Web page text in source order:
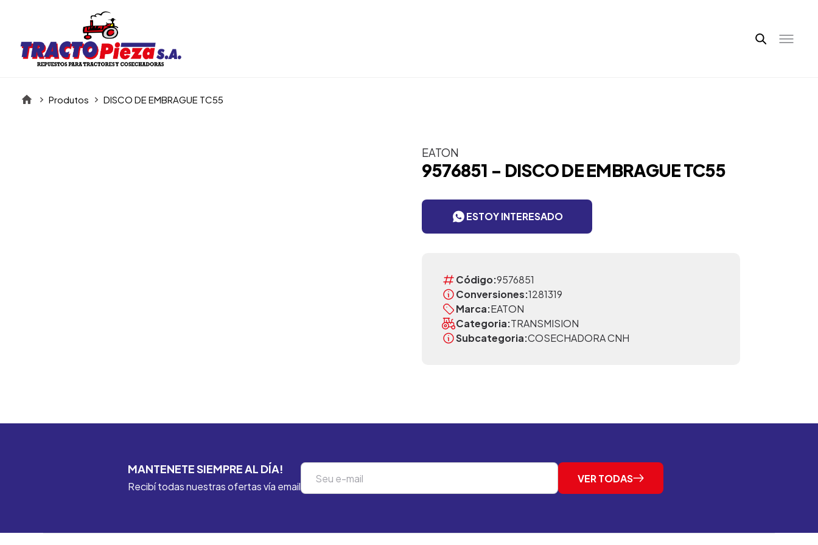
Produtos DISCO DE EMBRAGUE TC55
EATON
9576851 - DISCO DE EMBRAGUE TC55
ESTOY INTERESADO
Código:9576851
Conversiones:1281319
Marca:EATON
Categoria:TRANSMISION
Subcategoria:COSECHADORA CNH
MANTENETE SIEMPRE AL DÍA!
Recibí todas nuestras ofertas vía email
VER TODAS